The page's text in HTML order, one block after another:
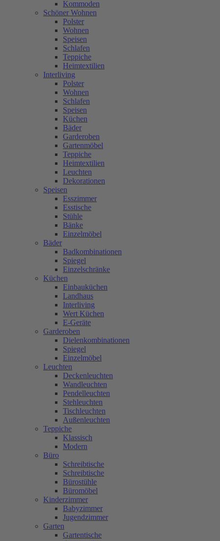
Kommoden
Schöner Wohnen
Polster
Wohnen
Speisen
Schlafen
Teppiche
Heimtextilien
Interliving
Polster
Wohnen
Schlafen
Speisen
Küchen
Bäder
Garderoben
Gartenmöbel
Teppiche
Heimtextilien
Leuchten
Dekorationen
Speisen
Esszimmer
Esstische
Stühle
Bänke
Einzelmöbel
Bäder
Badkombinationen
Spiegel
Einzelschränke
Küchen
Einbauküchen
Landhaus
Interliving
Wert Küchen
E-Geräte
Garderoben
Dielenkombinationen
Spiegel
Einzelmöbel
Leuchten
Deckenleuchten
Wandleuchten
Pendelleuchten
Stehleuchten
Tischleuchten
Außenleuchten
Teppiche
Klassisch
Modern
Büro
Schreibtische
Schreibtische
Bürostühle
Büromöbel
Kinderzimmer
Babyzimmer
Jugendzimmer
Garten
Gartentische